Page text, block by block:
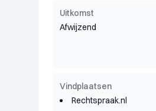
Uitkomst
Afwijzend
Vindplaatsen
Rechtspraak.nl